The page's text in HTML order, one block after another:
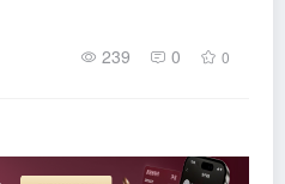
239 0 0